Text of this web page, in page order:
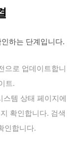
하는 단계입니다.
으로 업데이트합니
트.
템 상태 페이지에
확인합니다. 검색
인합니다.